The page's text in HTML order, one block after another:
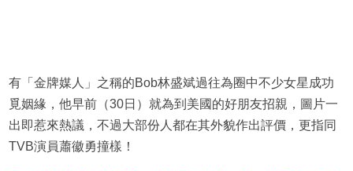
有「金牌媒人」之稱的Bob林盛斌過往為圈中不少女星成功
覓姻緣，他早前（30日）就為到美國的好朋友招親，圖片一
出即惹來熱議，不過大部份人都在其外貌作出評價，更指同
TVB演員蕭徽勇撞樣！